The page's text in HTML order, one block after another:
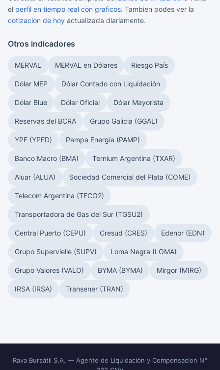
el perfil en tiempo real con graficos. Tambien podes ver la
cotizacion de hoy actualizada diariamente.
Otros indicadores
MERVAL MERVAL en Dólares Riesgo País
Dólar MEP Dólar Contado con Liquidación
Dólar Blue Dólar Oficial Dólar Mayorista
Reservas del BCRA Grupo Galicia (GGAL)
YPF (YPFD) Pampa Energía (PAMP)
Banco Macro (BMA) Ternium Argentina (TXAR)
Aluar (ALUA) Sociedad Comercial del Plata (COME)
Telecom Argentina (TECO2)
Transportadora de Gas del Sur (TGSU2)
Central Puerto (CEPU) Cresud (CRES) Edenor (EDN)
Grupo Supervielle (SUPV) Loma Negra (LOMA)
Grupo Valores (VALO) BYMA (BYMA) Mirgor (MIRG)
IRSA (IRSA) Transener (TRAN)
Rava Bursátil S.A. — Agente de Liquidación y Compensacion N°